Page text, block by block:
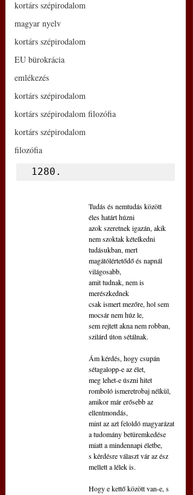
kortárs szépirodalom
magyar nyelv
kortárs szépirodalom
EU bürokrácia
emlékezés
kortárs szépirodalom
kortárs szépirodalom filozófia
kortárs szépirodalom
filozófia
1280.
Tudás és nemtudás között
éles határt húzni
azok szeretnek igazán, akik
nem szoktak kételkedni
tudásukban, mert
magátólértetődő és napnál
világosabb,
amit tudnak, nem is
merészkednek
csak ismert mezőre, hol sem
mocsár nem húz le,
sem rejtett akna nem robban,
szilárd úton sétálnak.
Ám kérdés, hogy csupán
sétagalopp-e az élet,
meg lehet-e úszni hitet
romboló ismeretrobaj nélkül,
amikor már erősebb az
ellentmondás,
mint az azt feloldó magyarázat
a tudomány betüremkedése
miatt a mindennapi életbe,
s kérdésre választ vár az ész
mellett a lélek is.
Hogy e kettő között van-e, s